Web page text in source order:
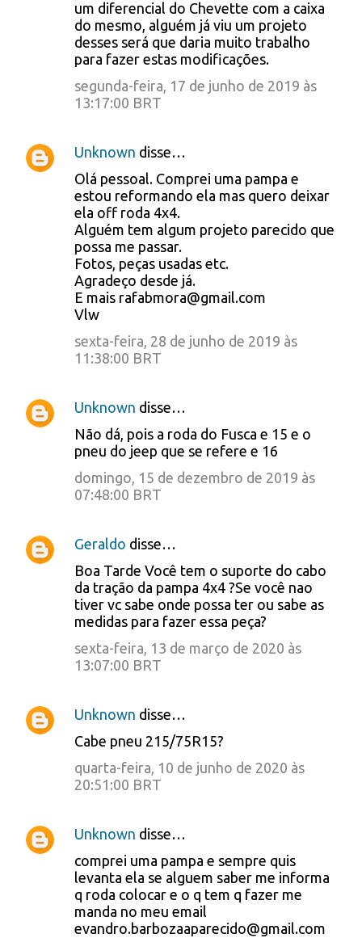
um diferencial do Chevette com a caixa
do mesmo, alguém já viu um projeto
desses será que daria muito trabalho
para fazer estas modificações.
segunda-feira, 17 de junho de 2019 às
13:17:00 BRT
Unknown disse…
Olá pessoal. Comprei uma pampa e
estou reformando ela mas quero deixar
ela off roda 4x4.
Alguém tem algum projeto parecido que
possa me passar.
Fotos, peças usadas etc.
Agradeço desde já.
E mais rafabmora@gmail.com
Vlw
sexta-feira, 28 de junho de 2019 às
11:38:00 BRT
Unknown disse…
Não dá, pois a roda do Fusca e 15 e o
pneu do jeep que se refere e 16
domingo, 15 de dezembro de 2019 às
07:48:00 BRT
Geraldo disse…
Boa Tarde Você tem o suporte do cabo
da tração da pampa 4x4 ?Se você nao
tiver vc sabe onde possa ter ou sabe as
medidas para fazer essa peça?
sexta-feira, 13 de março de 2020 às
13:07:00 BRT
Unknown disse…
Cabe pneu 215/75R15?
quarta-feira, 10 de junho de 2020 às
20:51:00 BRT
Unknown disse…
comprei uma pampa e sempre quis
levanta ela se alguem saber me informa
q roda colocar e o q tem q fazer me
manda no meu email
evandro.barbozaaparecido@gmail.com